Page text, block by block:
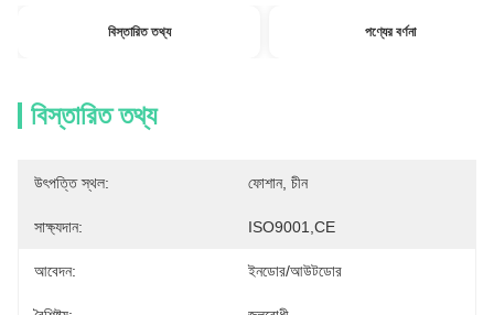
বিস্তারিত তথ্য পণ্যের বর্ণনা
বিস্তারিত তথ্য
উৎপত্তি স্থল: ফোশান, চীন
সাক্ষ্যদান: ISO9001,CE
আবেদন: ইনডোর/আউটডোর